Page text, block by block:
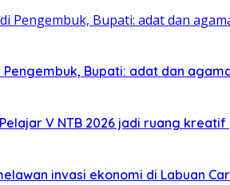
Bupati: adat dan
V NTB 2026 jadi ruang
invasi ekonomi di Labuan